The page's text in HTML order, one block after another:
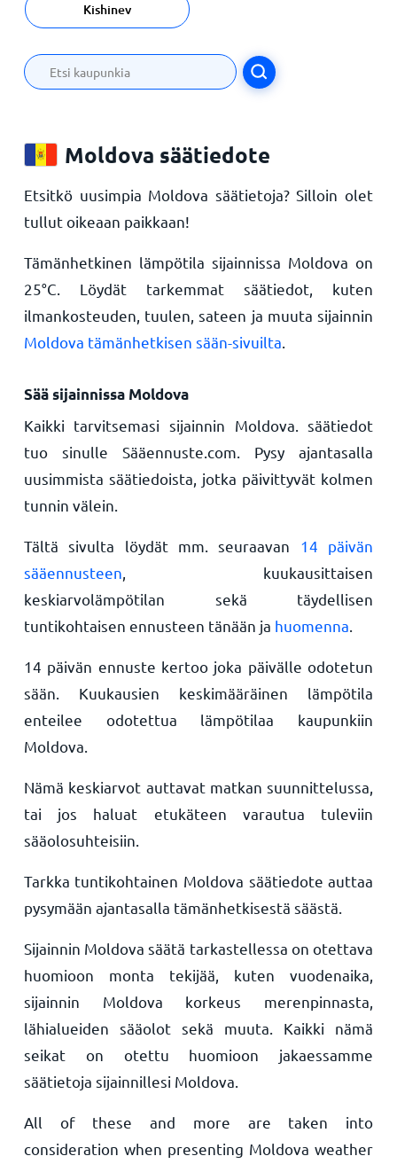
Kishinev
Moldova säätiedote
Etsitkö uusimpia Moldova säätietoja? Silloin olet
tullut oikeaan paikkaan!
Tämänhetkinen lämpötila sijainnissa Moldova on
25°C . Löydät tarkemmat säätiedot, kuten
ilmankosteuden, tuulen, sateen ja muuta sijainnin
Moldova tämänhetkisen sään-sivuilta
Sää sijainnissa Moldova
Kaikki tarvitsemasi sijainnin Moldova. säätiedot
tuo sinulle Sääennuste.com. Pysy ajantasalla
uusimmista säätiedoista, jotka päivittyvät kolmen
tunnin välein.
Tältä sivulta löydät mm. seuraavan 14 päivän
sääennusteen , kuukausittaisen
keskiarvolämpötilan sekä täydellisen
tuntikohtaisen ennusteen tänään ja huomenna
14 päivän ennuste kertoo joka päivälle odotetun
sään. Kuukausien keskimääräinen lämpötila
enteilee odotettua lämpötilaa kaupunkiin
Moldova.
Nämä keskiarvot auttavat matkan suunnittelussa,
tai jos haluat etukäteen varautua tuleviin
sääolosuhteisiin.
Tarkka tuntikohtainen Moldova säätiedote auttaa
pysymään ajantasalla tämänhetkisestä säästä.
Sijainnin Moldova säätä tarkastellessa on otettava
huomioon monta tekijää, kuten vuodenaika,
sijainnin Moldova korkeus merenpinnasta,
lähialueiden sääolot sekä muuta. Kaikki nämä
seikat on otettu huomioon jakaessamme
säätietoja sijainnillesi Moldova.
All of these and more are taken into
consideration when presenting Moldova weather